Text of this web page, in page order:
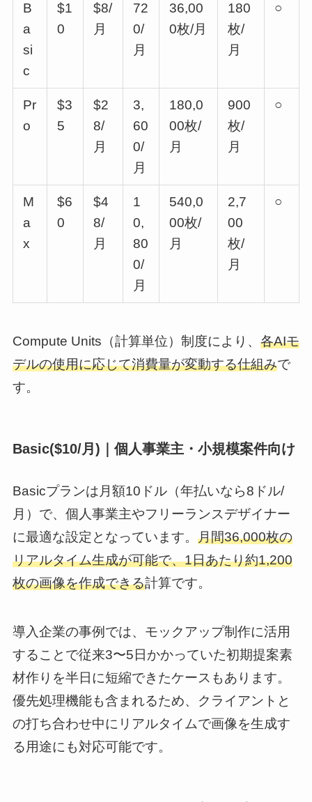
B
a
si
c
$1
0
$8/
月
72
0/
月
36,00
0枚/月
180
枚/
月
○
Pr
o
$3
5
$2
8/
月
3,
60
0/
月
180,0
00枚/
月
900
枚/
月
○
M
a
x
$6
0
$4
8/
月
1
0,
80
0/
月
540,0
00枚/
月
2,7
00
枚/
月
○
Compute Units（計算単位）制度により、 各AIモ
デルの使用に応じて消費量が変動する仕組みで
す。
Basic($10/月)｜個人事業主・小規模案件向け
Basicプランは月額10ドル（年払いなら8ドル/
月）で、個人事業主やフリーランスデザイナー
に最適な設定となっています。 月間36,000枚の
リアルタイム生成が可能で、1日あたり約1,200
枚の画像を作成できる計算です。
導入企業の事例では、モックアップ制作に活用
することで従来3〜5日かかっていた初期提案素
材作りを半日に短縮できたケースもあります。
優先処理機能も含まれるため、クライアントと
の打ち合わせ中にリアルタイムで画像を生成す
る用途にも対応可能です。